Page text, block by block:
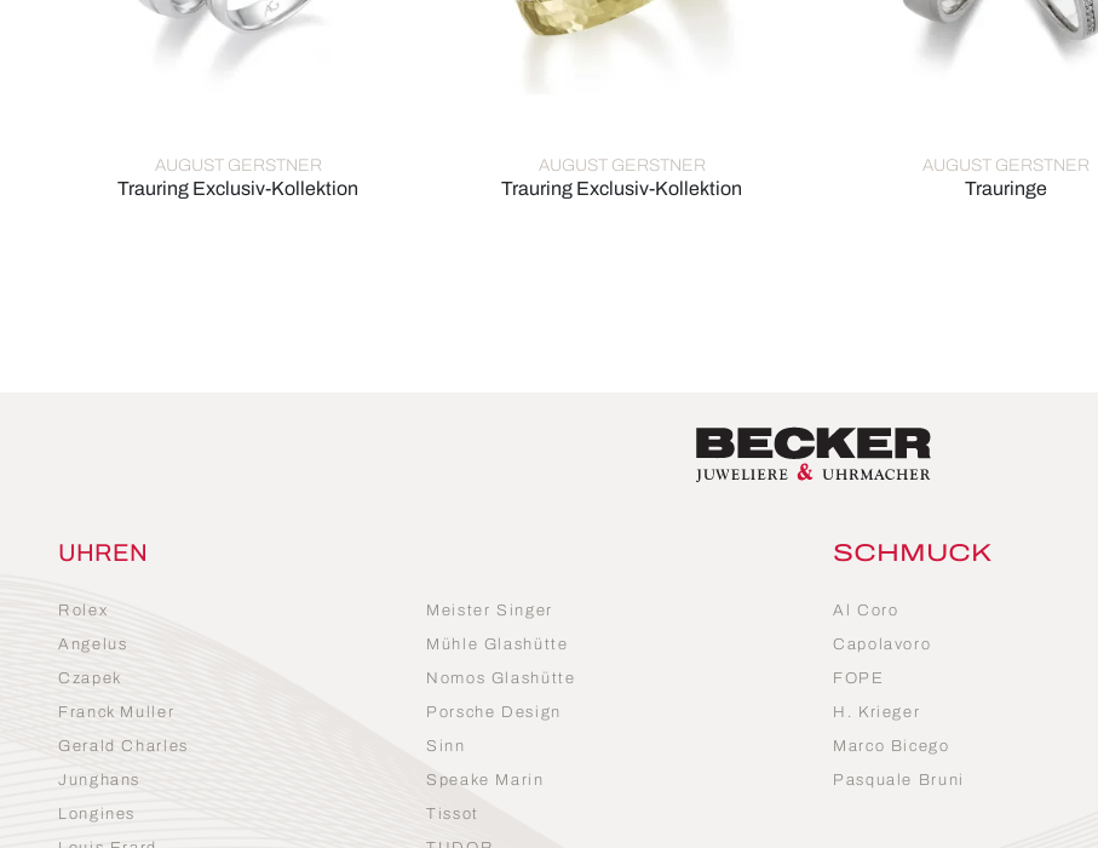
AUGUST GERSTNER
Trauring Exclusiv-Kollektion
AUGUST GERSTNER
Trauring Exclusiv-Kollektion
AUGUST GERSTNER
Trauringe
UHREN
Rolex
Angelus
Czapek
Franck Muller
Gerald Charles
Junghans
Longines
Meister Singer
Mühle Glashütte
Nomos Glashütte
Porsche Design
Sinn
Speake Marin
Tissot
SCHMUCK
Al Coro
Capolavoro
FOPE
H. Krieger
Marco Bicego
Pasquale Bruni